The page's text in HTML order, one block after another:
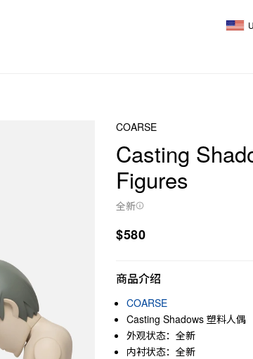
COARSE
Casting
Figures
全新
$580
商品介绍
COARSE
Casting Shadows 塑料人偶
外观状态：全新
内衬状态：全新